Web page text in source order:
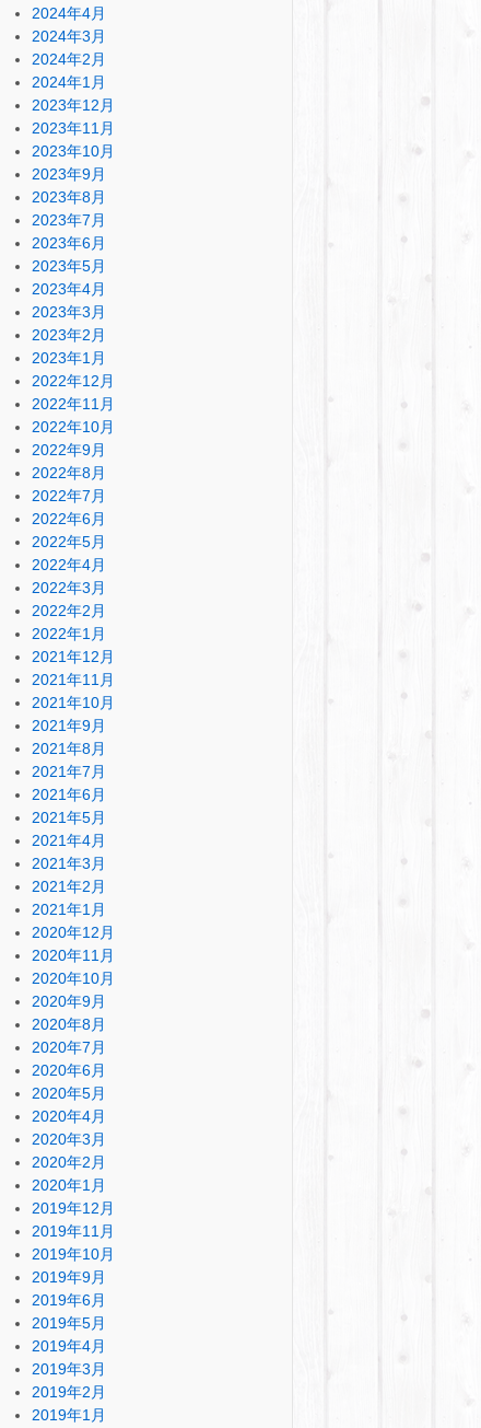
2024年4月
2024年3月
2024年2月
2024年1月
2023年12月
2023年11月
2023年10月
2023年9月
2023年8月
2023年7月
2023年6月
2023年5月
2023年4月
2023年3月
2023年2月
2023年1月
2022年12月
2022年11月
2022年10月
2022年9月
2022年8月
2022年7月
2022年6月
2022年5月
2022年4月
2022年3月
2022年2月
2022年1月
2021年12月
2021年11月
2021年10月
2021年9月
2021年8月
2021年7月
2021年6月
2021年5月
2021年4月
2021年3月
2021年2月
2021年1月
2020年12月
2020年11月
2020年10月
2020年9月
2020年8月
2020年7月
2020年6月
2020年5月
2020年4月
2020年3月
2020年2月
2020年1月
2019年12月
2019年11月
2019年10月
2019年9月
2019年6月
2019年5月
2019年4月
2019年3月
2019年2月
2019年1月